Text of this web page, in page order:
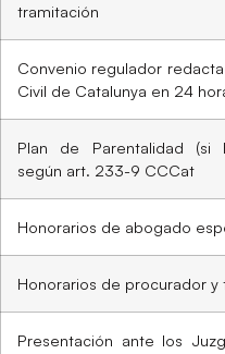
tramitación
Convenio regulador
Civil de Catalunya en 24
Plan de Parentalidad (si
según art. 233-9 CCCat
Honorarios de abogado
Honorarios de procurador y
Presentación ante los